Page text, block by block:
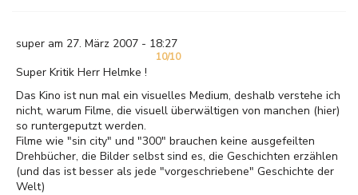
super am 27. März 2007 - 18:27
10/10
Super Kritik Herr Helmke !
Das Kino ist nun mal ein visuelles Medium, deshalb verstehe ich
nicht, warum Filme, die visuell überwältigen von manchen (hier)
so runtergeputzt werden.
Filme wie "sin city" und "300" brauchen keine ausgefeilten
Drehbücher, die Bilder selbst sind es, die Geschichten erzählen
(und das ist besser als jede "vorgeschriebene" Geschichte der
Welt)